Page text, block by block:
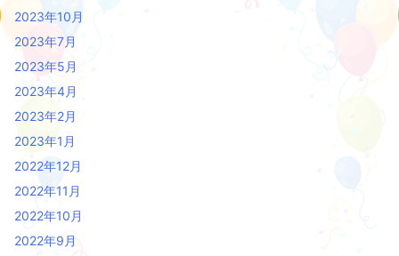
2023年10月
2023年7月
2023年5月
2023年4月
2023年2月
2023年1月
2022年12月
2022年11月
2022年10月
2022年9月